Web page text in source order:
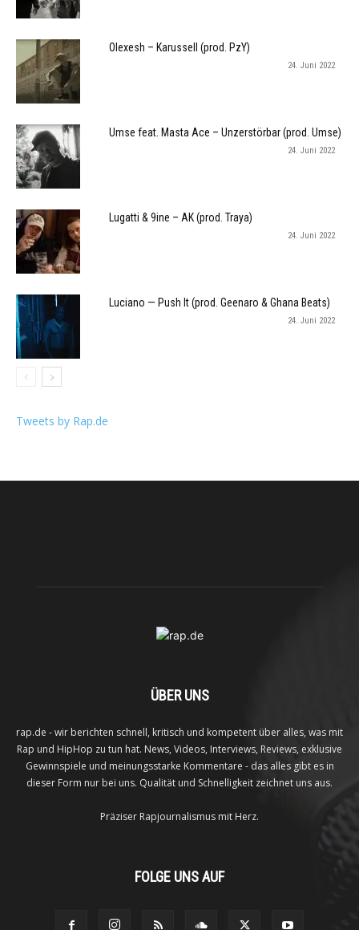
Olexesh – Karussell (prod. PzY)
24. Juni 2022
Umse feat. Masta Ace – Unzerstörbar (prod. Umse)
24. Juni 2022
Lugatti & 9ine – AK (prod. Traya)
24. Juni 2022
Luciano — Push It (prod. Geenaro & Ghana Beats)
24. Juni 2022
Tweets by Rap.de
ÜBER UNS
rap.de - wir berichten schnell, kritisch und kompetent über alles, was mit
Rap und HipHop zu tun hat. News, Videos, Interviews, Reviews, exklusive
Gewinnspiele und meinungsstarke Kommentare - das alles gibt es in
dieser Form nur bei uns. Qualität und Schnelligkeit zeichnet uns aus.
Präziser Rapjournalismus mit Herz.
FOLGE UNS AUF